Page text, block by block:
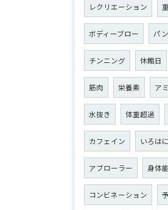
レクリエーション
ボディーブロー パ
チンニング 休館日
筋肉 栄養素 ア
水抜き 体重超過
カフェイン いろは
アブローラー 身体
コンビネーション